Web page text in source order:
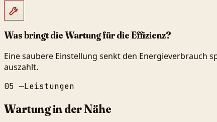
Was bringt die Wartung für die Effizienz?
Eine saubere Einstellung senkt den Energieverbrauch
auszahlt.
05 —Leistungen
Wartung in der Nähe